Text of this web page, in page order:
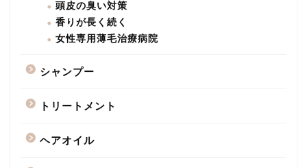
頭皮の臭い対策
香りが長く続く
女性専用薄毛治療病院
シャンプー
トリートメント
ヘアオイル